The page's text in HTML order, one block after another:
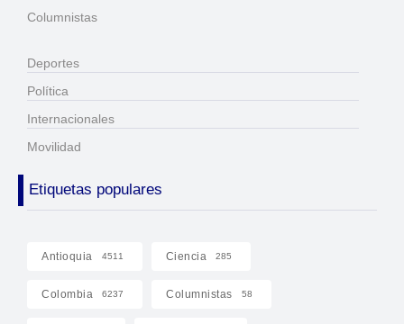
Columnistas
Deportes
Política
Internacionales
Movilidad
Etiquetas populares
Antioquia 4511 Ciencia 285
Colombia 6237 Columnistas 58